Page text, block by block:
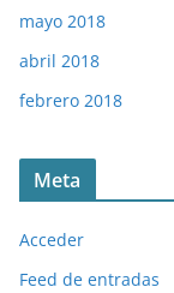
mayo 2018
abril 2018
febrero 2018
Meta
Acceder
Feed de entradas